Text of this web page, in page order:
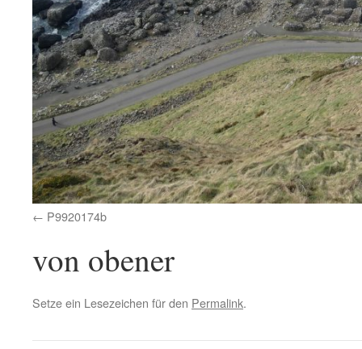
P9920174b
von obener
Setze ein Lesezeichen für den Permalink.